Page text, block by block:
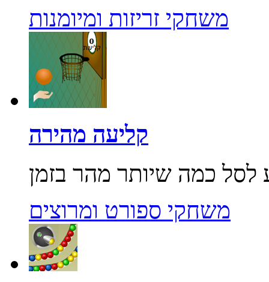
משחקי זריזות ומיומנות
קליעה מהירה
משחקי ספורט ומרוצים